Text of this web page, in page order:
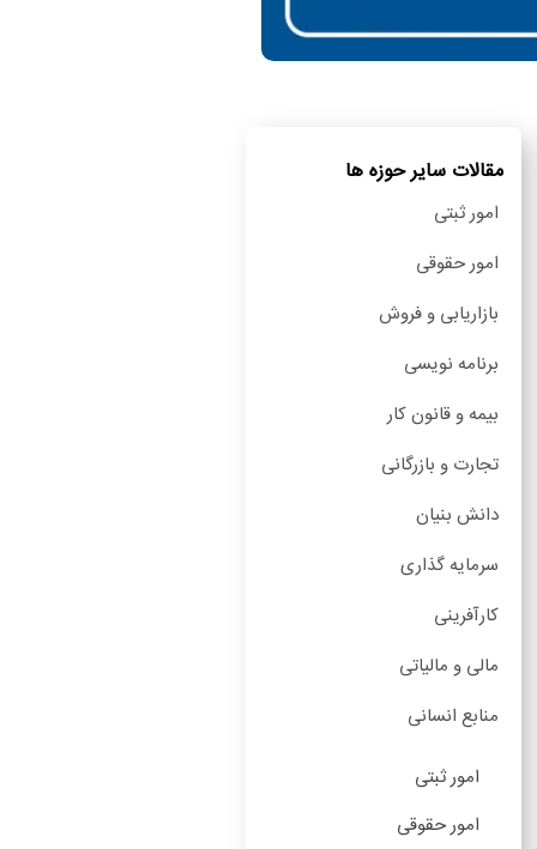
مقالات سایر حوزه ها
امور ثبتی
امور حقوقی
بازاریابی و فروش
برنامه نویسی
بیمه و قانون کار
تجارت و بازرگانی
دانش بنیان
سرمایه گذاری
کارآفرینی
مالی و مالیاتی
منابع انسانی
امور ثبتی
امور حقوقی